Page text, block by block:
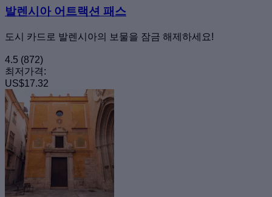
발렌시아 어트랙션 패스
도시 카드로 발렌시아의 보물을 잠금 해제하세요!
4.5 (872)
최저가격:
US$17.32